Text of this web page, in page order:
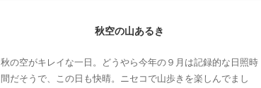
秋空の山あるき
秋の空がキレイな一日。どうやら今年の９月は記録的な日照時
間だそうで、この日も快晴。ニセコで山歩きを楽しんでまし